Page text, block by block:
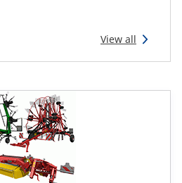
View all